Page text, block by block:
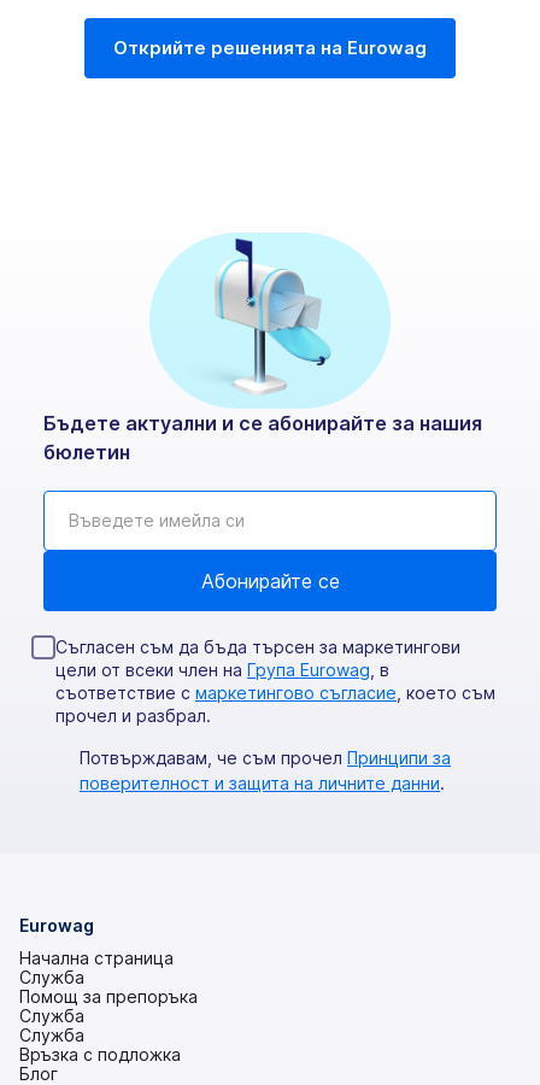
Открийте решенията на Eurowag
Бъдете актуални и се абонирайте за нашия
бюлетин
Съгласен съм да бъда търсен за маркетингови
цели от всеки член на Група Eurowag , в
съответствие с маркетингово съгласие , което съм
прочел и разбрал.
Потвърждавам, че съм прочел Принципи за
поверителност и защита на личните данни.
Eurowag
Начална страница
Служба
Помощ за препоръка
Служба
Служба
Връзка с подложка
(това
Блог